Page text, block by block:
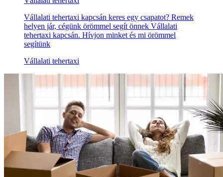
Vállalati tehertaxi kapcsán keres egy csapatot? Remek
helyen jár, cégünk örömmel segít önnek Vállalati
tehertaxi kapcsán. Hívjon minket és mi örömmel
segítünk
Vállalati tehertaxi